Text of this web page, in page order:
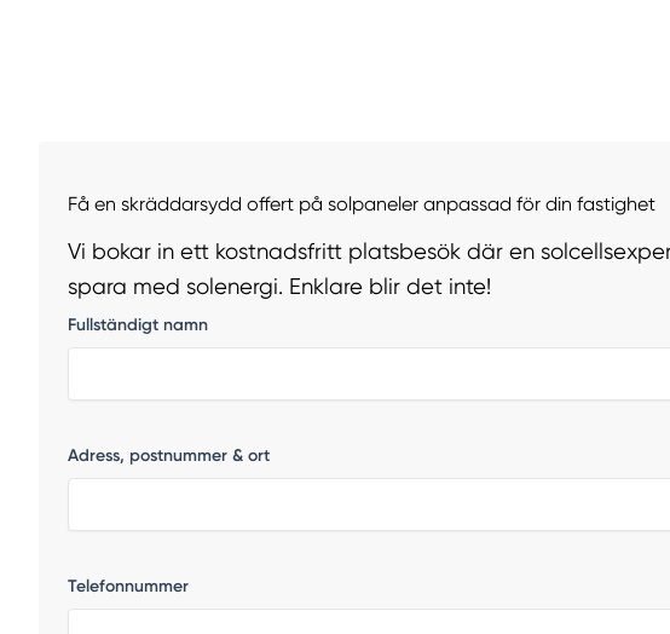
Få en skräddarsydd offert på solpaneler anpassad för din fastighet
Vi bokar in ett kostnadsfritt platsbesök där en
spara med solenergi. Enklare blir det inte!
Fullständigt namn
Adress, postnummer & ort
Telefonnummer